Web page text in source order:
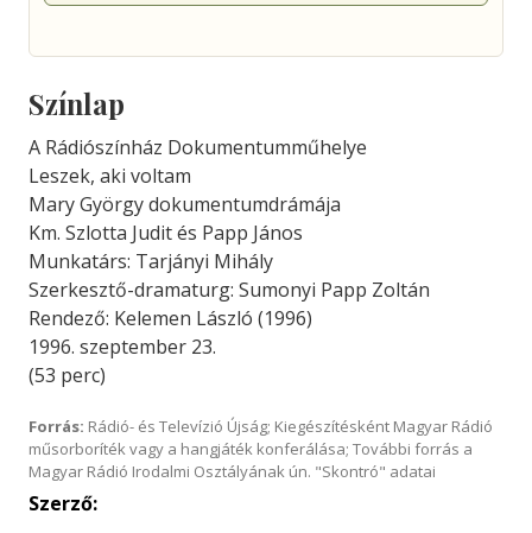
Színlap
A Rádiószínház Dokumentumműhelye
Leszek, aki voltam
Mary György dokumentumdrámája
Km. Szlotta Judit és Papp János
Munkatárs: Tarjányi Mihály
Szerkesztő-dramaturg: Sumonyi Papp Zoltán
Rendező: Kelemen László (1996)
1996. szeptember 23.
(53 perc)
Forrás: Rádió- és Televízió Újság; Kiegészítésként Magyar Rádió
műsorboríték vagy a hangjáték konferálása; További forrás a
Magyar Rádió Irodalmi Osztályának ún. "Skontró" adatai
Szerző: